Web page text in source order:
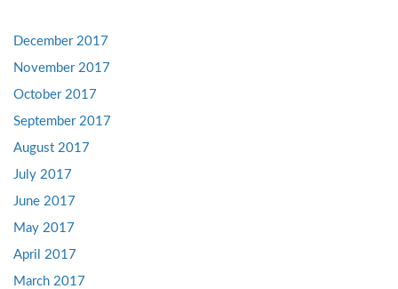
December 2017
November 2017
October 2017
September 2017
August 2017
July 2017
June 2017
May 2017
April 2017
March 2017